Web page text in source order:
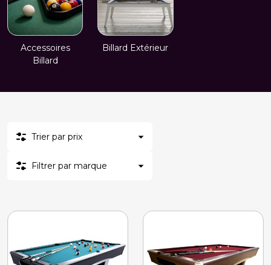
Accessoires
Billard
Billard Extérieur
Trier par prix
Filtrer par marque